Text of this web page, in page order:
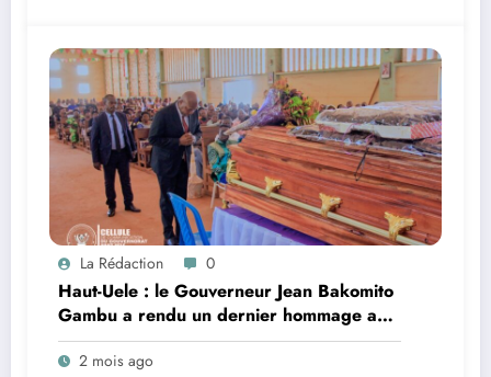
La Rédaction 0
Haut-Uele : le Gouverneur Jean Bakomito
Gambu a rendu un dernier hommage au
Patriarche Emmanuel Amengindra Aseka
Mungaki
2 mois ago